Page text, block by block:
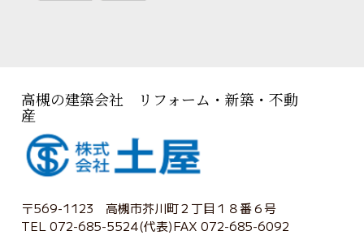
高槻の建築会社 リフォーム・新築・不動
産
〒569-1123 高槻市芥川町２丁目１８番６号
TEL 072-685-5524(代表)FAX 072-685-6092